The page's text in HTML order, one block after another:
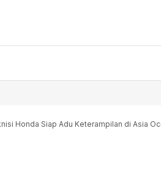
Honda Siap Adu Keterampilan di Asia